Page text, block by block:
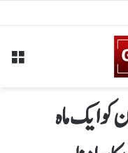
کوایک ماہ